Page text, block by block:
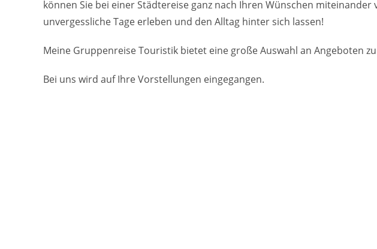
können Sie bei einer Städtereise ganz nach Ihren Wünschen
unvergessliche Tage erleben und den Alltag hinter sich lassen!
Meine Gruppenreise Touristik bietet eine große Auswahl an Angeboten
Bei uns wird auf Ihre Vorstellungen eingegangen.